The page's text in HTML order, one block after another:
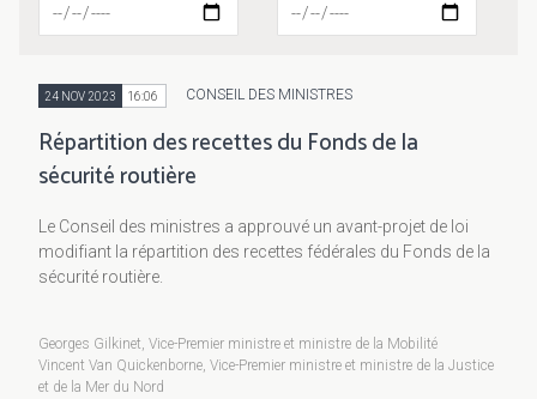
24 NOV 2023 16:06 CONSEIL DES MINISTRES
Répartition des recettes du Fonds de la
sécurité routière
Le Conseil des ministres a approuvé un avant-projet de loi
modifiant la répartition des recettes fédérales du Fonds de la
sécurité routière.
Georges Gilkinet, Vice-Premier ministre et ministre de la Mobilité
Vincent Van Quickenborne, Vice-Premier ministre et ministre de la Justice
et de la Mer du Nord